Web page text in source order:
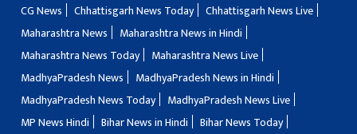
CG News
Chhattisgarh News Today
Chhattisgarh News Live
Maharashtra News
Maharashtra News in Hindi
Maharashtra News Today
Maharashtra News Live
MadhyaPradesh News
MadhyaPradesh News in Hindi
MadhyaPradesh News Today
MadhyaPradesh News Live
MP News Hindi
Bihar News in Hindi
Bihar News Today